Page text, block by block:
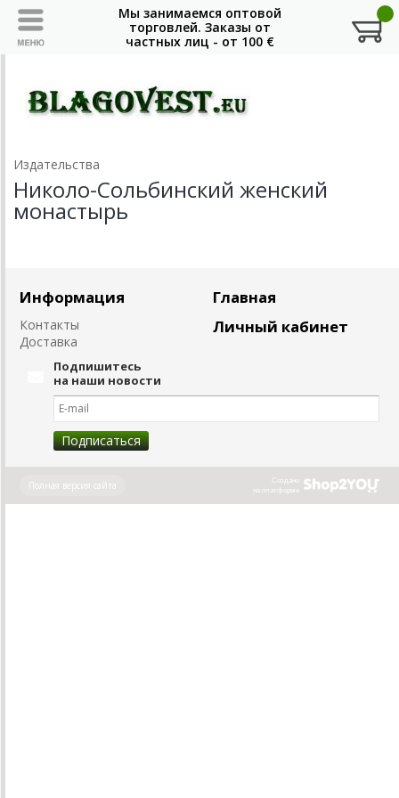
Издательства
Николо-Сольбинский женский
монастырь
Информация
Контакты
Доставка
Главная
Личный кабинет
Подпишитесь
на наши новости
Создано
на платформе
Полная версия сайта